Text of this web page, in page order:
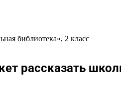
библиотека», 2 класс
рассказать